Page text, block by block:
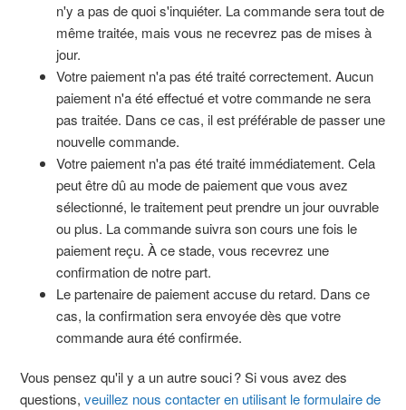
n'y a pas de quoi s'inquiéter. La commande sera tout de
même traitée, mais vous ne recevrez pas de mises à
jour.
Votre paiement n'a pas été traité correctement. Aucun
paiement n'a été effectué et votre commande ne sera
pas traitée. Dans ce cas, il est préférable de passer une
nouvelle commande.
Votre paiement n'a pas été traité immédiatement. Cela
peut être dû au mode de paiement que vous avez
sélectionné, le traitement peut prendre un jour ouvrable
ou plus. La commande suivra son cours une fois le
paiement reçu. À ce stade, vous recevrez une
confirmation de notre part.
Le partenaire de paiement accuse du retard. Dans ce
cas, la confirmation sera envoyée dès que votre
commande aura été confirmée.
Vous pensez qu'il y a un autre souci ? Si vous avez des
questions,veuillez nous contacter en utilisant le formulaire de